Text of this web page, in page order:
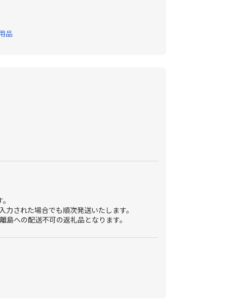
品
された場合でも順次発送いたします。
への配送不可の返礼品となります。